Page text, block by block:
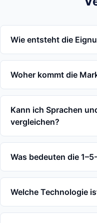
Wie entsteht die
Woher kommt die
Kann ich Sprachen
vergleichen?
Was bedeuten die
Welche Technologie